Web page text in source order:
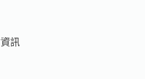
訊